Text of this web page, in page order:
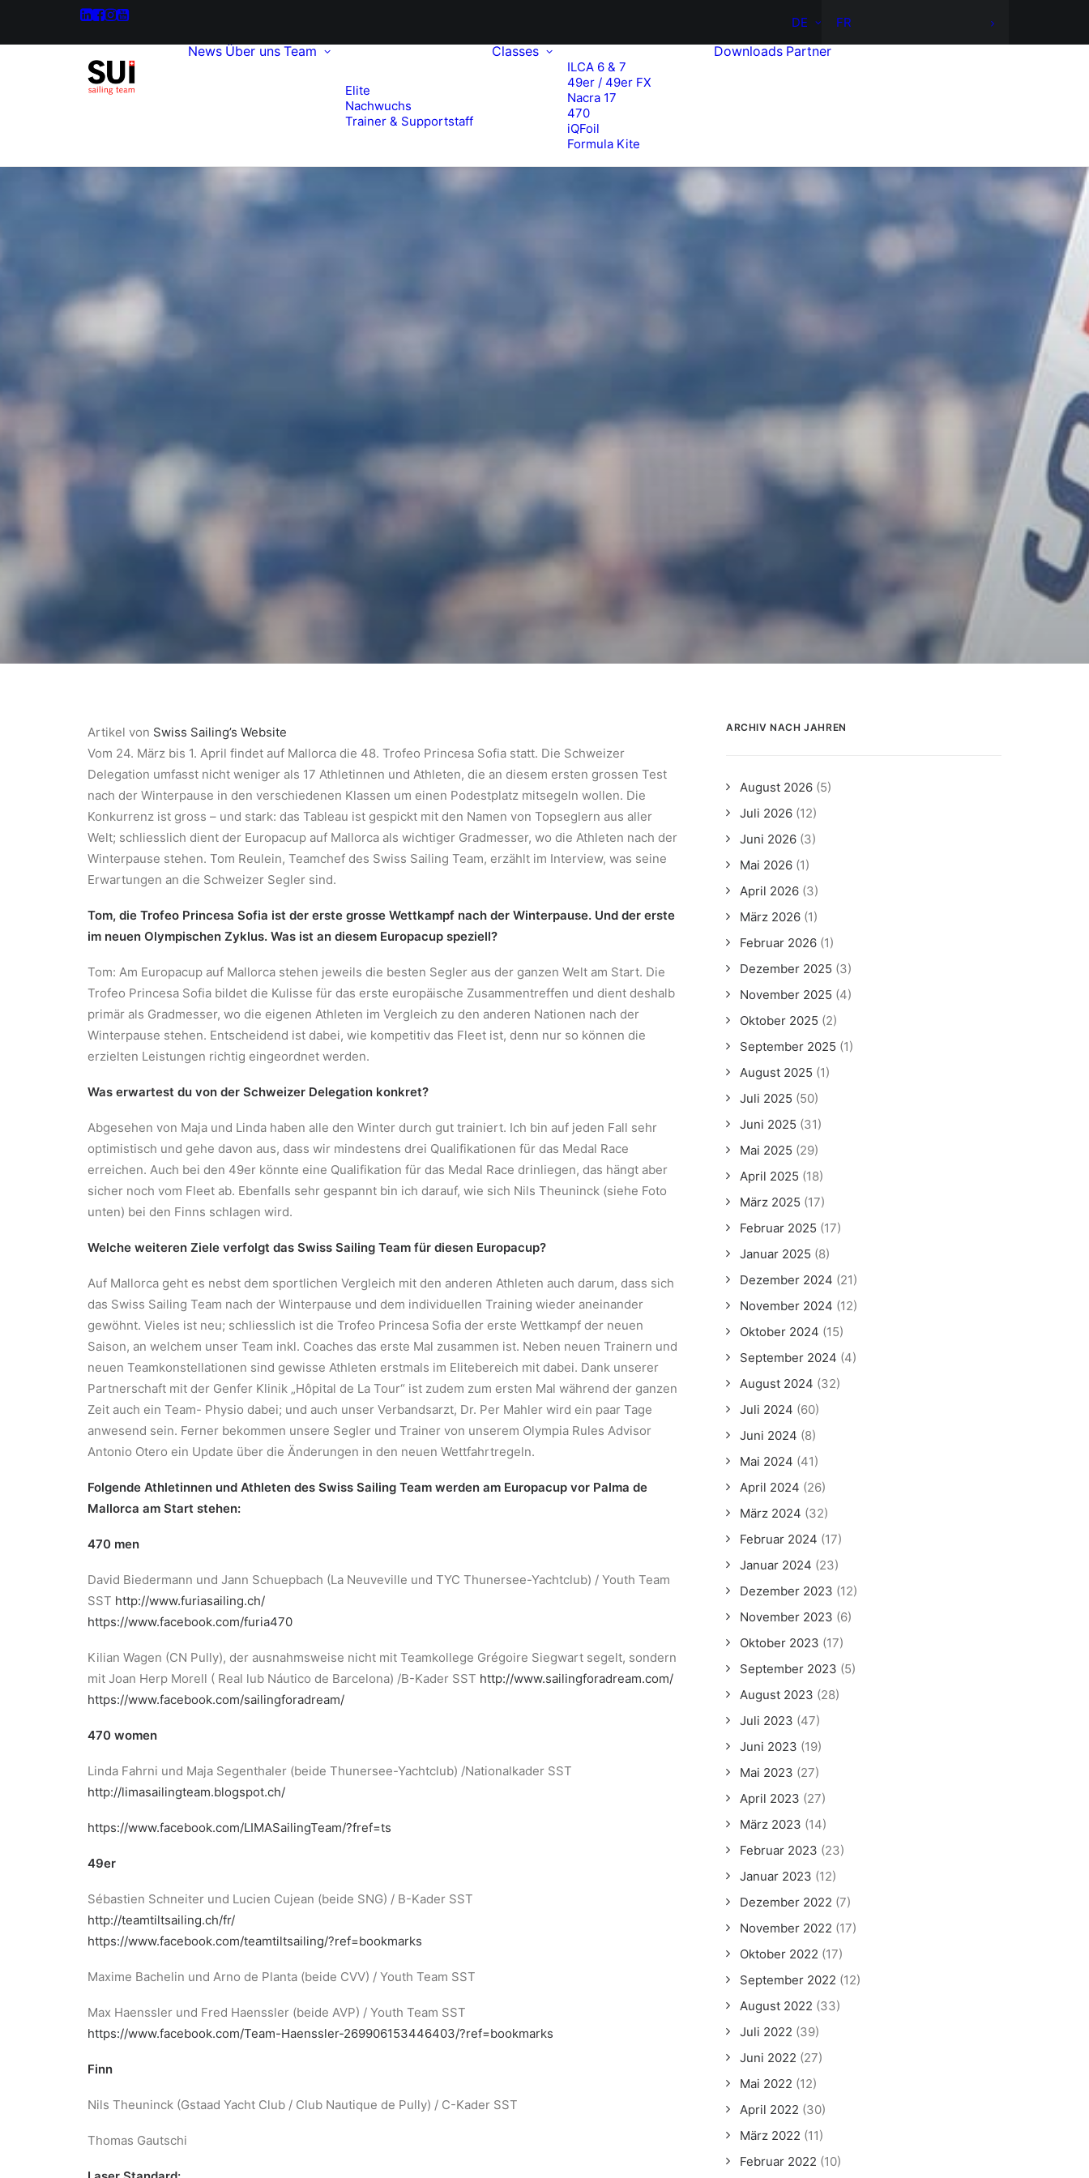
DE FR
News Über uns Team
Elite
Nachwuchs
Trainer & Supportstaff
Classes
ILCA 6 & 7
49er / 49er FX
Nacra 17
470
iQFoil
Formula Kite
Downloads Partner
Artikel von Swiss Sailing’s Website
Vom 24. März bis 1. April findet auf Mallorca die 48. Trofeo Princesa Sofia statt. Die Schweizer
Delegation umfasst nicht weniger als 17 Athletinnen und Athleten, die an diesem ersten grossen Test
nach der Winterpause in den verschiedenen Klassen um einen Podestplatz mitsegeln wollen. Die
Konkurrenz ist gross – und stark: das Tableau ist gespickt mit den Namen von Topseglern aus aller
Welt; schliesslich dient der Europacup auf Mallorca als wichtiger Gradmesser, wo die Athleten nach der
Winterpause stehen. Tom Reulein, Teamchef des Swiss Sailing Team, erzählt im Interview, was seine
Erwartungen an die Schweizer Segler sind.
Tom, die Trofeo Princesa Sofia ist der erste grosse Wettkampf nach der Winterpause. Und der erste
im neuen Olympischen Zyklus. Was ist an diesem Europacup speziell?
Tom: Am Europacup auf Mallorca stehen jeweils die besten Segler aus der ganzen Welt am Start. Die
Trofeo Princesa Sofia bildet die Kulisse für das erste europäische Zusammentreffen und dient deshalb
primär als Gradmesser, wo die eigenen Athleten im Vergleich zu den anderen Nationen nach der
Winterpause stehen. Entscheidend ist dabei, wie kompetitiv das Fleet ist, denn nur so können die
erzielten Leistungen richtig eingeordnet werden.
Was erwartest du von der Schweizer Delegation konkret?
Abgesehen von Maja und Linda haben alle den Winter durch gut trainiert. Ich bin auf jeden Fall sehr
optimistisch und gehe davon aus, dass wir mindestens drei Qualifikationen für das Medal Race
erreichen. Auch bei den 49er könnte eine Qualifikation für das Medal Race drinliegen, das hängt aber
sicher noch vom Fleet ab. Ebenfalls sehr gespannt bin ich darauf, wie sich Nils Theuninck (siehe Foto
unten) bei den Finns schlagen wird.
Welche weiteren Ziele verfolgt das Swiss Sailing Team für diesen Europacup?
Auf Mallorca geht es nebst dem sportlichen Vergleich mit den anderen Athleten auch darum, dass sich
das Swiss Sailing Team nach der Winterpause und dem individuellen Training wieder aneinander
gewöhnt. Vieles ist neu; schliesslich ist die Trofeo Princesa Sofia der erste Wettkampf der neuen
Saison, an welchem unser Team inkl. Coaches das erste Mal zusammen ist. Neben neuen Trainern und
neuen Teamkonstellationen sind gewisse Athleten erstmals im Elitebereich mit dabei. Dank unserer
Partnerschaft mit der Genfer Klinik „Hôpital de La Tour“ ist zudem zum ersten Mal während der ganzen
Zeit auch ein Team- Physio dabei; und auch unser Verbandsarzt, Dr. Per Mahler wird ein paar Tage
anwesend sein. Ferner bekommen unsere Segler und Trainer von unserem Olympia Rules Advisor
Antonio Otero ein Update über die Änderungen in den neuen Wettfahrtregeln.
Folgende Athletinnen und Athleten des Swiss Sailing Team werden am Europacup vor Palma de
Mallorca am Start stehen:
470 men
David Biedermann und Jann Schuepbach (La Neuveville und TYC Thunersee-Yachtclub) / Youth Team
SST http://www.furiasailing.ch/
https://www.facebook.com/furia470
Kilian Wagen (CN Pully), der ausnahmsweise nicht mit Teamkollege Grégoire Siegwart segelt, sondern
mit Joan Herp Morell ( Real lub Náutico de Barcelona) /B-Kader SST http://www.sailingforadream.com/
https://www.facebook.com/sailingforadream/
470 women
Linda Fahrni und Maja Segenthaler (beide Thunersee-Yachtclub) /Nationalkader SST
http://limasailingteam.blogspot.ch/
https://www.facebook.com/LIMASailingTeam/?fref=ts
49er
Sébastien Schneiter und Lucien Cujean (beide SNG) / B-Kader SST
http://teamtiltsailing.ch/fr/
https://www.facebook.com/teamtiltsailing/?ref=bookmarks
Maxime Bachelin und Arno de Planta (beide CVV) / Youth Team SST
Max Haenssler und Fred Haenssler (beide AVP) / Youth Team SST
https://www.facebook.com/Team-Haenssler-269906153446403/?ref=bookmarks
Finn
Nils Theuninck (Gstaad Yacht Club / Club Nautique de Pully) / C-Kader SST
Thomas Gautschi
ARCHIV NACH JAHREN
August 2026 (5)
Juli 2026 (12)
Juni 2026 (3)
Mai 2026 (1)
April 2026 (3)
März 2026 (1)
Februar 2026 (1)
Dezember 2025 (3)
November 2025 (4)
Oktober 2025 (2)
September 2025 (1)
August 2025 (1)
Juli 2025 (50)
Juni 2025 (31)
Mai 2025 (29)
April 2025 (18)
März 2025 (17)
Februar 2025 (17)
Januar 2025 (8)
Dezember 2024 (21)
November 2024 (12)
Oktober 2024 (15)
September 2024 (4)
August 2024 (32)
Juli 2024 (60)
Juni 2024 (8)
Mai 2024 (41)
April 2024 (26)
März 2024 (32)
Februar 2024 (17)
Januar 2024 (23)
Dezember 2023 (12)
November 2023 (6)
Oktober 2023 (17)
September 2023 (5)
August 2023 (28)
Juli 2023 (47)
Juni 2023 (19)
Mai 2023 (27)
April 2023 (27)
März 2023 (14)
Februar 2023 (23)
Januar 2023 (12)
Dezember 2022 (7)
November 2022 (17)
Oktober 2022 (17)
September 2022 (12)
August 2022 (33)
Juli 2022 (39)
Juni 2022 (27)
Mai 2022 (12)
April 2022 (30)
März 2022 (11)
Februar 2022 (10)